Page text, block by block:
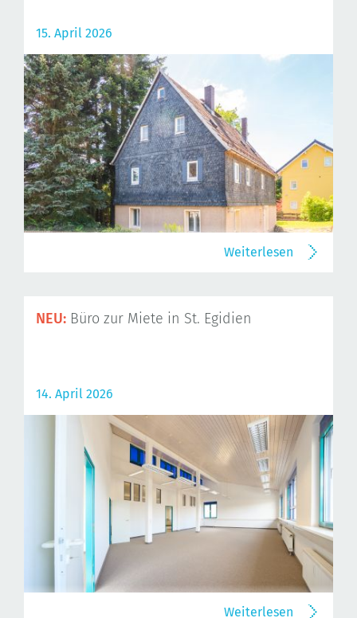
15. April 2026
Weiterlesen
NEU: Büro zur Miete in St. Egidien
14. April 2026
Weiterlesen